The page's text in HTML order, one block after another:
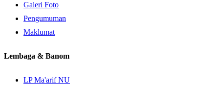
Galeri Foto
Pengumuman
Maklumat
Lembaga & Banom
LP Ma'arif NU